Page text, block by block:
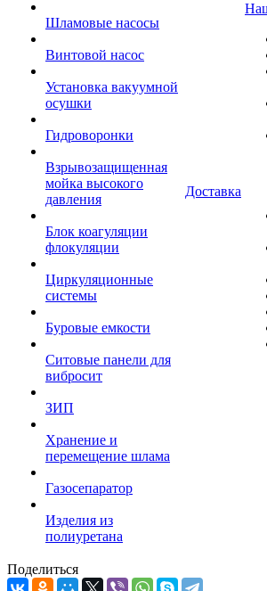
Шламовые насосы
Винтовой насос
Установка вакуумной
осушки
Гидроворонки
Взрывозащищенная
мойка высокого
давления
Блок коагуляции
флокуляции
Циркуляционные
системы
Буровые емкости
Ситовые панели для
вибросит
ЗИП
Хранение и
перемещение шлама
Газосепаратор
Изделия из
полиуретана
Доставка
Поделиться